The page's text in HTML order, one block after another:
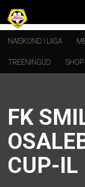
NAISKOND I LIIGA
TREENINGUD SHOP
FK
CUP-IL